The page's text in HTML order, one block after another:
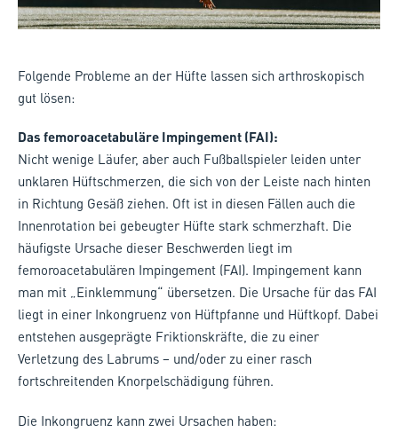
Folgende Probleme an der Hüfte lassen sich arthroskopisch
gut lösen:
Das femoroacetabuläre Impingement (FAI):
Nicht wenige Läufer, aber auch Fußballspieler leiden unter
unklaren Hüftschmerzen, die sich von der Leiste nach hinten
in Richtung Gesäß ziehen. Oft ist in diesen Fällen auch die
Innenrotation bei gebeugter Hüfte stark schmerzhaft. Die
häufigste Ursache dieser Beschwerden liegt im
femoroacetabulären Impingement (FAI). Impingement kann
man mit „Einklemmung“ übersetzen. Die Ursache für das FAI
liegt in einer Inkongruenz von Hüftpfanne und Hüftkopf. Dabei
entstehen ausgeprägte Friktionskräfte, die zu einer
Verletzung des Labrums – und/oder zu einer rasch
fortschreitenden Knorpelschädigung führen.
Die Inkongruenz kann zwei Ursachen haben: